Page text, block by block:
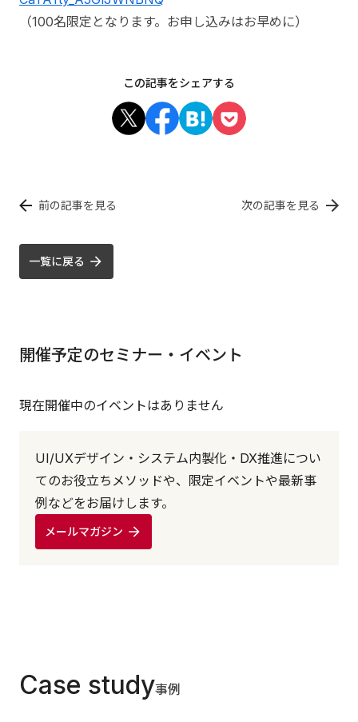
（100名限定となります。お申し込みはお早めに）
この記事をシェアする
前の記事を見る 次の記事を見る
一覧に戻る
開催予定のセミナー・イベント
現在開催中のイベントはありません
UI/UXデザイン・システム内製化・DX推進につい
てのお役立ちメソッドや、限定イベントや最新事
例などをお届けします。
メールマガジン
Case study事例